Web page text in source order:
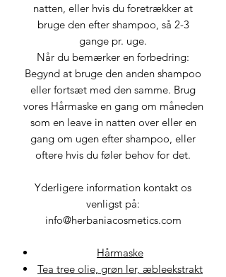
natten, eller hvis du foretrækker at
bruge den efter shampoo, så 2-3
gange pr. uge.
Når du bemærker en forbedring:
Begynd at bruge den anden shampoo
eller fortsæt med den samme. Brug
vores Hårmaske en gang om måneden
som en leave in natten over eller en
gang om ugen efter shampoo, eller
oftere hvis du føler behov for det.
Yderligere information kontakt os
venligst på:
info@herbaniacosmetics.com
Hårmaske
Tea tree olie, grøn ler, æbleekstrakt